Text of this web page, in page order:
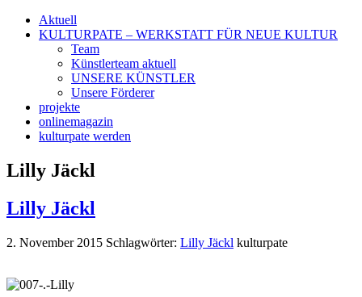
Aktuell
KULTURPATE – WERKSTATT FÜR NEUE KULTUR
Team
Künstlerteam aktuell
UNSERE KÜNSTLER
Unsere Förderer
projekte
onlinemagazin
kulturpate werden
Lilly Jäckl
Lilly Jäckl
2. November 2015 Schlagwörter: Lilly Jäckl kulturpate